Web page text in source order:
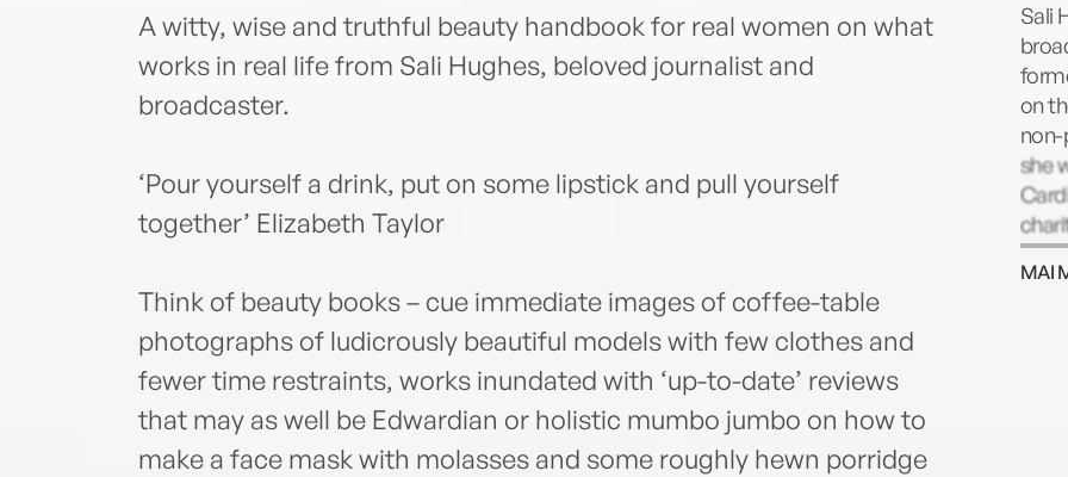
A witty, wise and truthful beauty handbook for real women on what
works in real life from Sali Hughes, beloved journalist and
broadcaster.
‘Pour yourself a drink, put on some lipstick and pull yourself
together’ Elizabeth Taylor
Think of beauty books – cue immediate images of coffee-table
photographs of ludicrously beautiful models with few clothes and
fewer time restraints, works inundated with ‘up-to-date’ reviews
that may as well be Edwardian or holistic mumbo jumbo on how to
make a face mask with molasses and some roughly hewn porridge
Sali
on
non-
she
and
MAI